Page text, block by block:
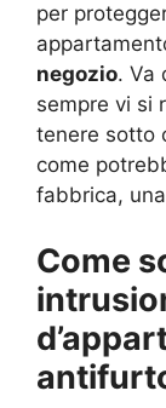
per
negozio. Va
sempre vi si
tenere sotto
come
fabbrica,
Come